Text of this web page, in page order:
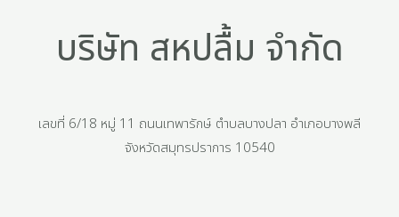
บริษัท สหปลื้ม จำกัด
เลขที่ 6/18 หมู่ 11 ถนนเทพารักษ์ ตำบลบางปลา อำเภอบางพลี
จังหวัดสมุทรปราการ 10540